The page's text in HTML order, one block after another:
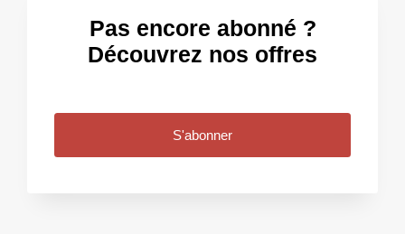
Pas encore abonné ?
Découvrez nos offres
S'abonner